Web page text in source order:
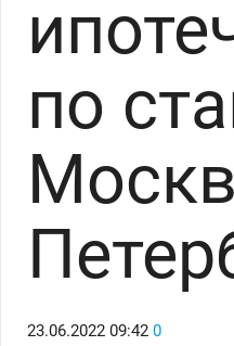
по
23.06.2022 09:42 0